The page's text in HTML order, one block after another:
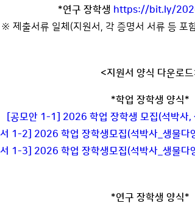
*연구 장학생 https://bit.ly/
※ 제출서류 일체(지원서, 각 증명서 서류 등 포
<지원서 양식 다운로
*학업 장학생 양식*
[공모안 1-1] 2026 학업 장학생 모집(석박사,
서 1-2] 2026 학업 장학생모집(석박사_생물다
서 1-3] 2026 학업 장학생모집(석박사_생물다
*연구 장학생 양식*